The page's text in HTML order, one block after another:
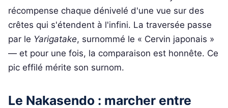
récompense chaque dénivelé d'une vue sur des
crêtes qui s'étendent à l'infini. La traversée passe
par le Yarigatake, surnommé le « Cervin japonais »
— et pour une fois, la comparaison est honnête. Ce
pic effilé mérite son surnom.
Le Nakasendo : marcher entre